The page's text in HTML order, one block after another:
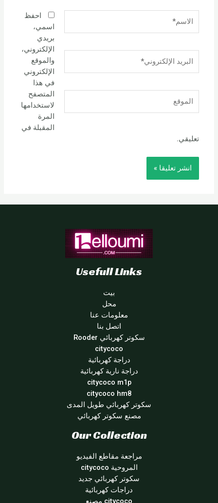
الإلكتروني*
احفظ
اسمي،
بريدي
الإلكتروني،
والموقع
الإلكتروني
في هذا
المتصفح
لاستخدامها
المرة
المقبلة في
تعليقي.
Usefull Links
بيت
محل
معلومات عنا
اتصل بنا
سكوتر كهربائي Rooder
citycoco
دراجة كهربائية
دراجة نارية كهربائية
citycoco m1p
citycoco hm8
سكوتر كهربائي طويل المدى
مصنع سكوتر كهربائي
Our Collection
مراجعة مقاطع الفيديو
المروحية citycoco
سكوتر كهربائي جديد
دراجات كهربائية
citycoco مصنع